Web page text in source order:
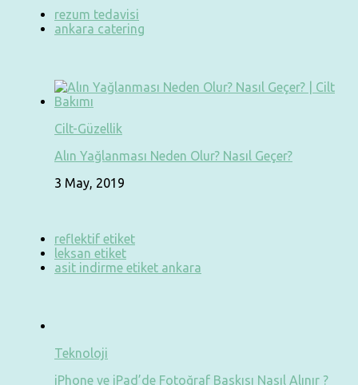
rezum tedavisi
ankara catering
Cilt-Güzellik
Alın Yağlanması Neden Olur? Nasıl Geçer?
3 May, 2019
reflektif etiket
leksan etiket
asit indirme etiket ankara
Teknoloji
iPhone ve iPad’de Fotoğraf Baskısı Nasıl Alınır ?